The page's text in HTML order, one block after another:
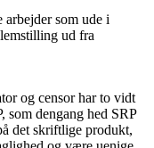
arbejder som ude i
ud fra
og censor har to vidt
som dengang hed SRP
det skriftlige produkt,